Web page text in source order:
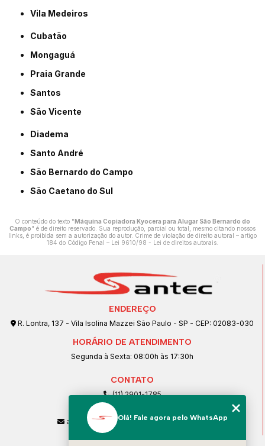
Vila Medeiros
Cubatão
Mongaguá
Praia Grande
Santos
São Vicente
Diadema
Santo André
São Bernardo do Campo
São Caetano do Sul
O conteúdo do texto "Máquina Copiadora Kyocera para Alugar São Bernardo do
Campo" é de direito reservado. Sua reprodução, parcial ou total, mesmo citando nossos
links, é proibida sem a autorização do autor. Crime de violação de direito autoral – artigo
184 do Código Penal – Lei 9610/98 - Lei de direitos autorais
ENDEREÇO
R. Lontra, 137 - Vila Isolina Mazzei São Paulo - SP - CEP: 02083-030
HORÁRIO DE ATENDIMENTO
Segunda à Sexta: 08:00h às 17:30h
CONTATO
(11) 2901-1785
(11) 99239-1832
atendimento@santeccopiadoras.com.br
Olá! Fale agora pelo WhatsApp